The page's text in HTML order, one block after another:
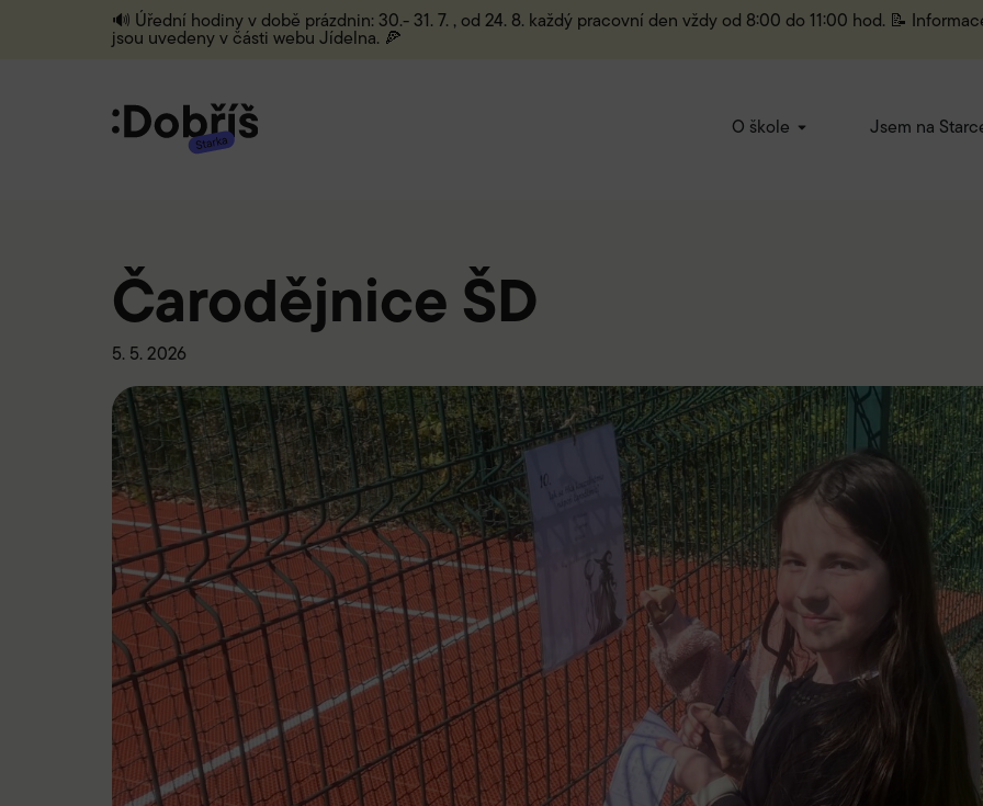
🔊 Úřední hodiny v době prázdnin: 30.- 31. 7. , od 24. 8. každý pracovní den vždy od 8:00 do 11:00 hod. 📝
jsou uvedeny v části webu Jídelna. 🍕
O škole Jsem na
Čarodějnice ŠD
5. 5. 2026